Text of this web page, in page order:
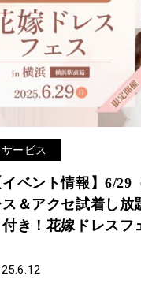
サービス
イベント情報】6/
ス＆アクセ試着し放
付き！花嫁ドレス